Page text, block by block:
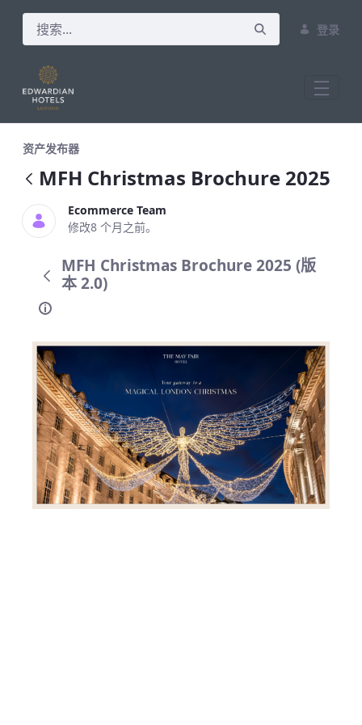
登录
资产发布器
MFH Christmas Brochure 2025
Ecommerce Team
修改8 个月之前。
MFH Christmas Brochure 2025 (版
本 2.0)